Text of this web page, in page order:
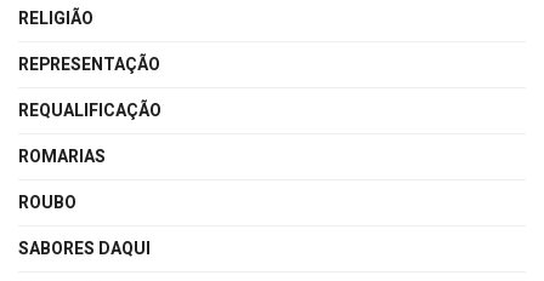
RELIGIÃO
REPRESENTAÇÃO
REQUALIFICAÇÃO
ROMARIAS
ROUBO
SABORES DAQUI